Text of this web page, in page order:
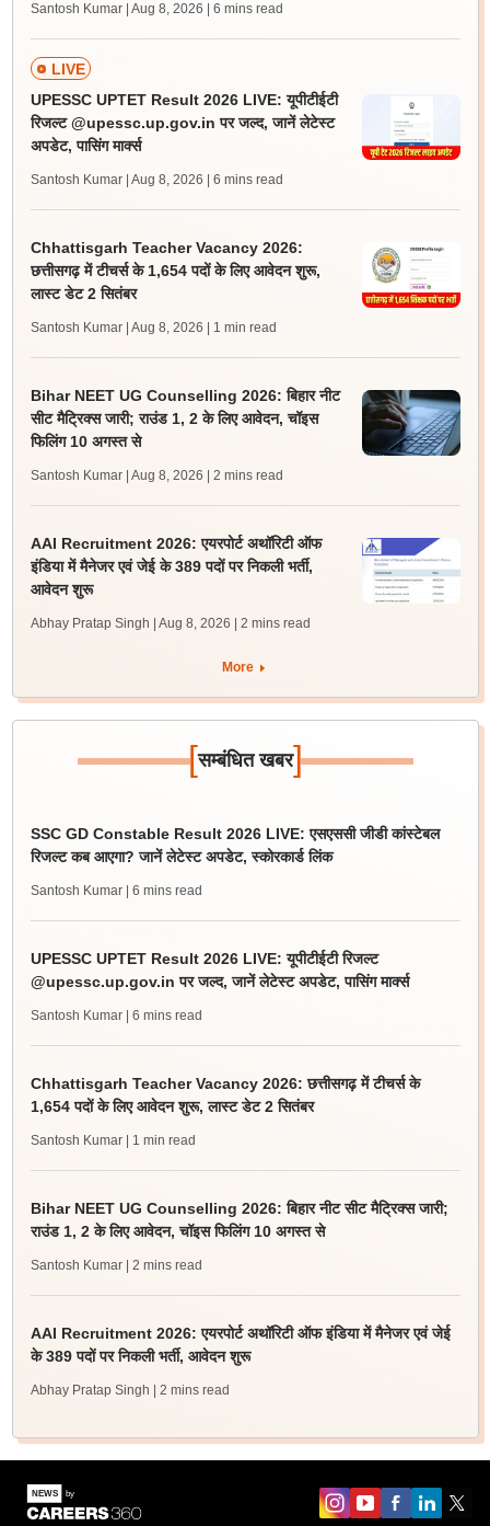
Santosh Kumar | Aug 8, 2026 | 6 mins read
LIVE
UPESSC UPTET Result 2026 LIVE: यूपीटीईटी
रिजल्ट @upessc.up.gov.in पर जल्द, जानें लेटेस्ट
अपडेट, पासिंग मार्क्स
Santosh Kumar | Aug 8, 2026 | 6 mins read
Chhattisgarh Teacher Vacancy 2026:
छत्तीसगढ़ में टीचर्स के 1,654 पदों के लिए आवेदन शुरू,
लास्ट डेट 2 सितंबर
Santosh Kumar | Aug 8, 2026 | 1 min read
Bihar NEET UG Counselling 2026: बिहार नीट
सीट मैट्रिक्स जारी; राउंड 1, 2 के लिए आवेदन, चॉइस
फिलिंग 10 अगस्त से
Santosh Kumar | Aug 8, 2026 | 2 mins read
AAI Recruitment 2026: एयरपोर्ट अथॉरिटी ऑफ
इंडिया में मैनेजर एवं जेई के 389 पदों पर निकली भर्ती,
आवेदन शुरू
Abhay Pratap Singh | Aug 8, 2026 | 2 mins read
More
[सम्बंधित खबर]
SSC GD Constable Result 2026 LIVE: एसएससी जीडी कांस्टेबल
रिजल्ट कब आएगा? जानें लेटेस्ट अपडेट, स्कोरकार्ड लिंक
Santosh Kumar | 6 mins read
UPESSC UPTET Result 2026 LIVE: यूपीटीईटी रिजल्ट
@upessc.up.gov.in पर जल्द, जानें लेटेस्ट अपडेट, पासिंग मार्क्स
Santosh Kumar | 6 mins read
Chhattisgarh Teacher Vacancy 2026: छत्तीसगढ़ में टीचर्स के
1,654 पदों के लिए आवेदन शुरू, लास्ट डेट 2 सितंबर
Santosh Kumar | 1 min read
Bihar NEET UG Counselling 2026: बिहार नीट सीट मैट्रिक्स जारी;
राउंड 1, 2 के लिए आवेदन, चॉइस फिलिंग 10 अगस्त से
Santosh Kumar | 2 mins read
AAI Recruitment 2026: एयरपोर्ट अथॉरिटी ऑफ इंडिया में मैनेजर एवं जेई
के 389 पदों पर निकली भर्ती, आवेदन शुरू
Abhay Pratap Singh | 2 mins read